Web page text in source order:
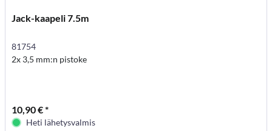
Jack-kaapeli 7.5m
81754
2x 3,5 mm:n pistoke
10,90 € *
Heti lähetysvalmis